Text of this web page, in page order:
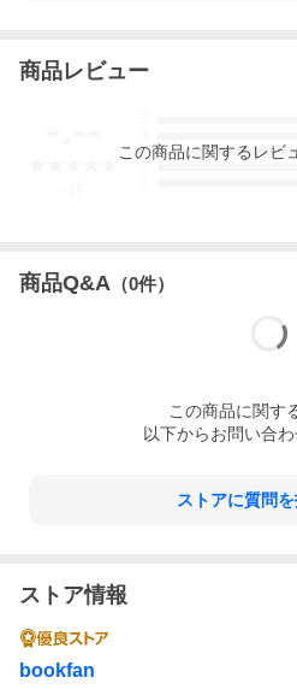
逆境さえもチャンスに変わる“激ア
上げ→黒字化した連続起業家、初の
商品レビュー
3
この商品に関するレビ
商品Q&A （0件）
この商品に関す
以下からお問い合わ
ストアに質問
ストア情報
bookfan